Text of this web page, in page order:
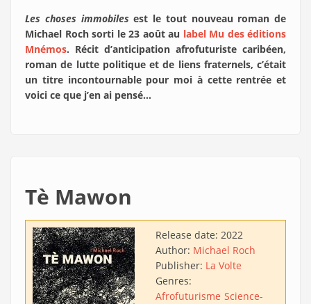
Les choses immobiles est le tout nouveau roman de
Michael Roch sorti le 23 août au label Mu des éditions
Mnémos. Récit d’anticipation afrofuturiste caribéen,
roman de lutte politique et de liens fraternels, c’était
un titre incontournable pour moi à cette rentrée et
voici ce que j’en ai pensé…
Tè Mawon
Release date: 2022
Author: Michael Roch
Publisher: La Volte
Genres:
Afrofuturisme Science-